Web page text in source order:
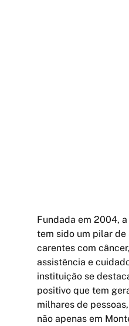
Fundada em 2004,
tem sido um pilar
carentes com
assistência e
instituição se
positivo que tem
milhares de
não apenas em